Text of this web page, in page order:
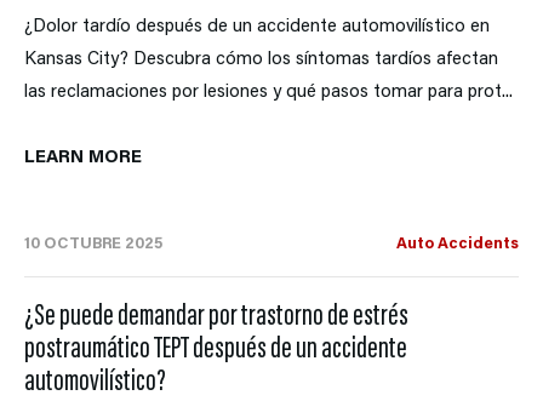
¿Dolor tardío después de un accidente automovilístico en
Kansas City? Descubra cómo los síntomas tardíos afectan
las reclamaciones por lesiones y qué pasos tomar para prot...
LEARN MORE
10 OCTUBRE 2025 Auto Accidents
¿Se puede demandar por trastorno de estrés
postraumático TEPT después de un accidente
automovilístico?